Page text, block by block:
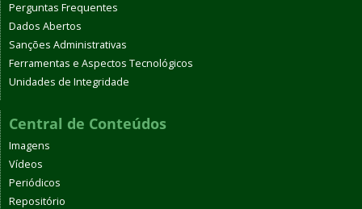
Perguntas Frequentes
Dados Abertos
Sanções Administrativas
Ferramentas e Aspectos Tecnológicos
Unidades de Integridade
Central de Conteúdos
Imagens
Vídeos
Periódicos
Repositório